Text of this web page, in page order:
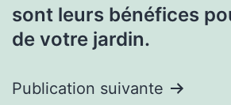
l’article
sont leurs bénéfices
de votre jardin.
Publication suivante